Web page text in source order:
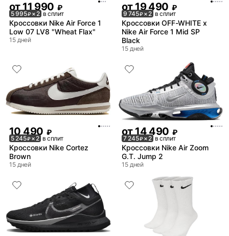
от11 990 ₽
5 995₽× 2 в сплит
Кроссовки Nike Air Force 1
Low 07 LV8 "Wheat Flax"
15 дней
от19 490 ₽
9 745₽× 2 в сплит
Кроссовки OFF-WHITE x
Nike Air Force 1 Mid SP
Black
15 дней
10 490 ₽
5 245₽× 2 в сплит
Кроссовки Nike Cortez
Brown
15 дней
от14 490 ₽
7 245₽× 2 в сплит
Кроссовки Nike Air Zoom
G.T. Jump 2
15 дней